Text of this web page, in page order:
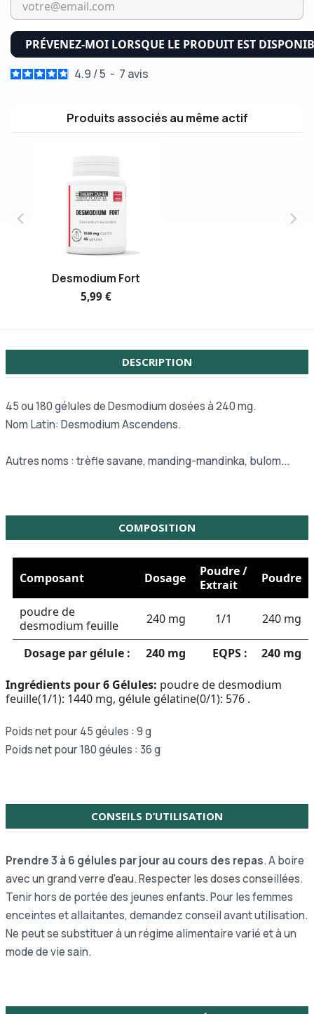
PRÉVENEZ-MOI LORSQUE LE PRODUIT EST
4.9 /5 - 7 avis
Produits associés au même actif
Desmodium Fort
5,99 €
DESCRIPTION
45 ou180 gélules de Desmodium dosées à 240 mg.
Nom Latin: Desmodium Ascendens.
Autres noms : trèfle savane, manding-mandinka, bulom...
COMPOSITION
Composant Dosage
Poudre /
Extrait
Poudre
poudre de
desmodium feuille
240 mg 1/1 240 mg
Dosage par gélule : 240 mg EQPS : 240 mg
Ingrédients pour 6 Gélules: poudre de desmodium
feuille(1/1): 1440 mg, gélule gélatine(0/1): 576 .
Poids net pour 45 géules : 9 g
Poids net pour 180 géules : 36 g
CONSEILS D’UTILISATION
Prendre 3 à 6 gélules par jour au cours des repas. A boire
avec un grand verre d'eau. Respecter les doses conseillées.
Tenir hors de portée des jeunes enfants. Pour les femmes
enceintes et allaitantes, demandez conseil avant utilisation.
Ne peut se substituer à un régime alimentaire varié et à un
mode de vie sain.